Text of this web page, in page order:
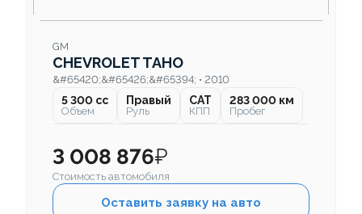
GM
CHEVROLET TAHO
&#65420;&#65426;&#65394; • 2010
5 300 cc
Объем
Правый
Руль
CAT
КПП
283 000 км
Пробег
3 008 876₽
Стоимость автомобиля
Оставить заявку на авто